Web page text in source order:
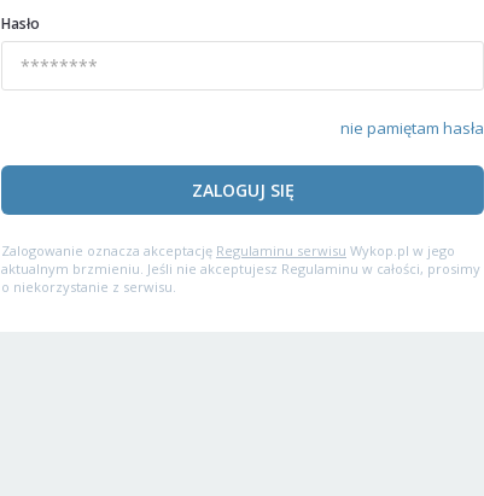
Hasło
nie pamiętam hasła
ZALOGUJ SIĘ
Zalogowanie oznacza akceptację Regulaminu serwisu Wykop.pl w jego
aktualnym brzmieniu. Jeśli nie akceptujesz Regulaminu w całości, prosimy
o niekorzystanie z serwisu.